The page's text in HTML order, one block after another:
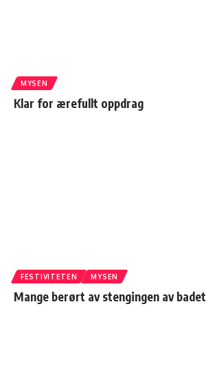
MYSEN
Klar for ærefullt oppdrag
FESTIVITETEN MYSEN
Mange berørt av stengingen av badet